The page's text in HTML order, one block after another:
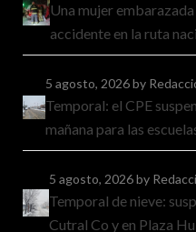
Una mujer
accidente en la ruta
5 agosto, 2026by
Temporal: el CPE
mañana para las
5 agosto, 2026by
Temporal de nieve:
Cutral Co y en Plaza